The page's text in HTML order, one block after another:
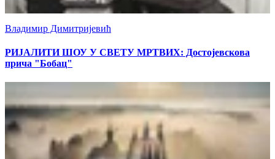
Владимир Димитријевић
РИЈАЛИТИ ШОУ У СВЕТУ МРТВИХ: Достојевскова
прича "Бобац"